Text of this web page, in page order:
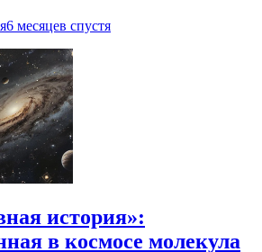
6 месяцев спустя
история»:
в космосе молекула